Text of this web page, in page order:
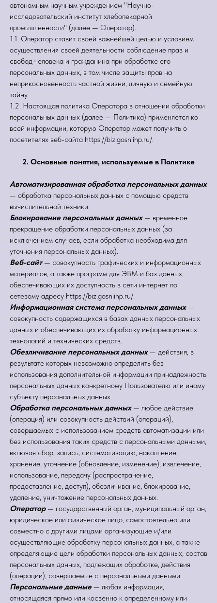
автономным научным учреждением "Научно-
исследовательский институт хлебопекарной
промышленности" (далее — Оператор).
1.1. Оператор ставит своей важнейшей целью и условием
осуществления своей деятельности соблюдение прав и
свобод человека и гражданина при обработке его
персональных данных, в том числе защиты прав на
неприкосновенность частной жизни, личную и семейную
тайну.
1.2. Настоящая политика Оператора в отношении обработки
персональных данных (далее — Политика) применяется ко
всей информации, которую Оператор может получить о
посетителях веб-сайта https://biz.gosniihp.ru/.
2. Основные понятия, используемые в Политике
Автоматизированная обработка персональных данных
— обработка персональных данных с помощью средств
вычислительной техники.
Блокирование персональных данных— временное
прекращение обработки персональных данных (за
исключением случаев, если обработка необходима для
уточнения персональных данных).
Веб-сайт— совокупность графических и информационных
материалов, а также программ для ЭВМ и баз данных,
обеспечивающих их доступность в сети интернет по
сетевому адресу https://biz.gosniihp.ru/.
Информационная система персональных данных—
совокупность содержащихся в базах данных персональных
данных и обеспечивающих их обработку информационных
технологий и технических средств.
Обезличивание персональных данных— действия, в
результате которых невозможно определить без
использования дополнительной информации принадлежность
персональных данных конкретному Пользователю или иному
субъекту персональных данных.
Обработка персональных данных— любое действие
(операция) или совокупность действий (операций),
совершаемых с использованием средств автоматизации или
без использования таких средств с персональными данными,
включая сбор, запись, систематизацию, накопление,
хранение, уточнение (обновление, изменение), извлечение,
использование, передачу (распространение,
предоставление, доступ), обезличивание, блокирование,
удаление, уничтожение персональных данных.
Оператор — государственный орган, муниципальный орган,
юридическое или физическое лицо, самостоятельно или
совместно с другими лицами организующие и/или
осуществляющие обработку персональных данных, а также
определяющие цели обработки персональных данных, состав
персональных данных, подлежащих обработке, действия
(операции), совершаемые с персональными данными.
Персональные данные — любая информация,
относящаяся прямо или косвенно к определенному или